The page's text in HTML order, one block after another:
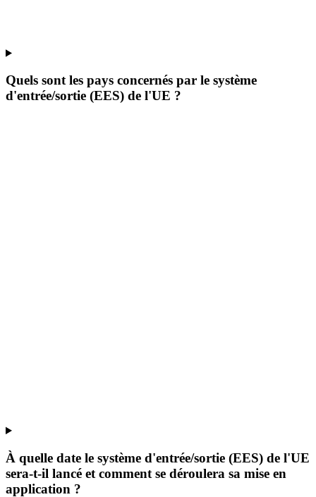
Quels sont les pays concernés par le système
d'entrée/sortie (EES) de l'UE ?
À quelle date le système d'entrée/sortie (EES) de l'UE
sera-t-il lancé et comment se déroulera sa mise en
application ?